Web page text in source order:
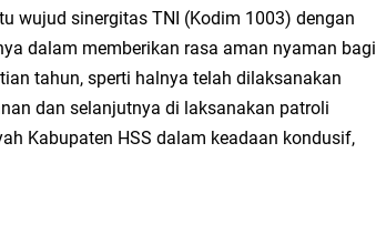
wujud sinergitas TNI (Kodim 1003) dengan
dalam memberikan rasa aman nyaman bagi
tahun, sperti halnya telah dilaksanakan
dan selanjutnya di laksanakan patroli
Kabupaten HSS dalam keadaan kondusif,